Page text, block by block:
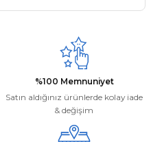
bulunuyor.
olmalı.
%100 Memnuniyet
Satın aldığınız ürünlerde kolay iade
& değişim